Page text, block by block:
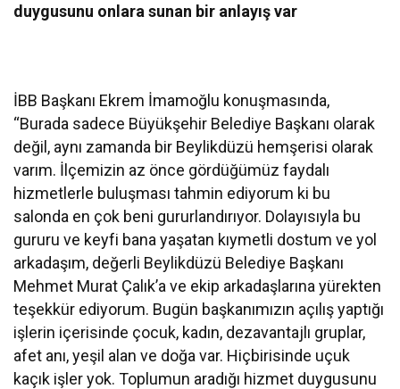
duygusunu onlara sunan bir anlayış var
İBB Başkanı Ekrem İmamoğlu konuşmasında,
“Burada sadece Büyükşehir Belediye Başkanı olarak
değil, aynı zamanda bir Beylikdüzü hemşerisi olarak
varım. İlçemizin az önce gördüğümüz faydalı
hizmetlerle buluşması tahmin ediyorum ki bu
salonda en çok beni gururlandırıyor. Dolayısıyla bu
gururu ve keyfi bana yaşatan kıymetli dostum ve yol
arkadaşım, değerli Beylikdüzü Belediye Başkanı
Mehmet Murat Çalık’a ve ekip arkadaşlarına yürekten
teşekkür ediyorum. Bugün başkanımızın açılış yaptığı
işlerin içerisinde çocuk, kadın, dezavantajlı gruplar,
afet anı, yeşil alan ve doğa var. Hiçbirisinde uçuk
kaçık işler yok. Toplumun aradığı hizmet duygusunu